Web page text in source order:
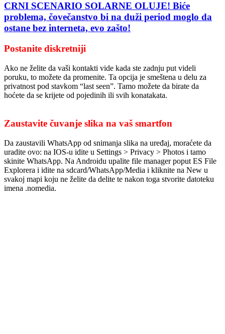
CRNI SCENARIO SOLARNE OLUJE! Biće
problema, čovečanstvo bi na duži period moglo da
ostane bez interneta, evo zašto!
Postanite diskretniji
Ako ne želite da vaši kontakti vide kada ste zadnju put videli
poruku, to možete da promenite. Ta opcija je smeštena u delu za
privatnost pod stavkom “last seen”. Tamo možete da birate da
hoćete da se krijete od pojedinih ili svih konatakata.
Zaustavite čuvanje slika na vaš smartfon
Da zaustavili WhatsApp od snimanja slika na uređaj, moraćete da
uradite ovo: na IOS-u idite u Settings > Privacy > Photos i tamo
skinite WhatsApp. Na Androidu upalite file manager poput ES File
Explorera i idite na sdcard/WhatsApp/Media i kliknite na New u
svakoj mapi koju ne želite da delite te nakon toga stvorite datoteku
imena .nomedia.